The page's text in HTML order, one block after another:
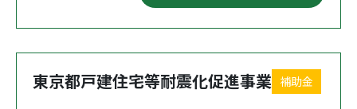
東京都戸建住宅等耐震化促進事業 補助金